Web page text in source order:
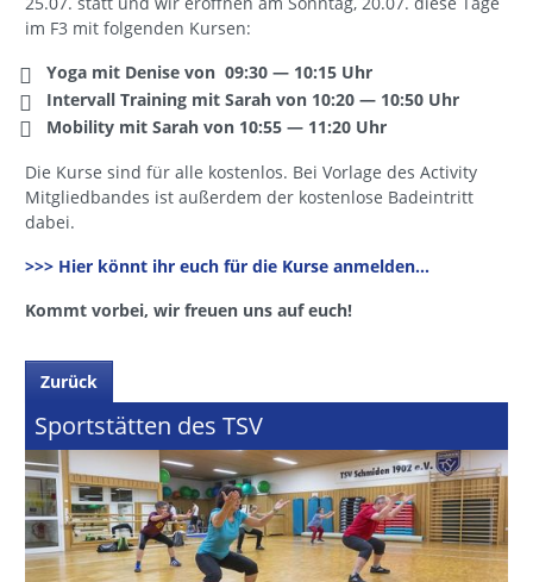
im F3 mit folgenden Kursen:
Yoga mit Denise von 09:30 — 10:15 Uhr
Intervall Training mit Sarah von 10:20 — 10:50 Uhr
Mobility mit Sarah von 10:55 — 11:20 Uhr
Die Kurse sind für alle kostenlos. Bei Vorlage des Activity
Mitgliedbandes ist außerdem der kostenlose Badeintritt
dabei.
>>> Hier könnt ihr euch für die Kurse anmelden...
Kommt vorbei, wir freuen uns auf euch!
Zurück
Sportstätten des TSV